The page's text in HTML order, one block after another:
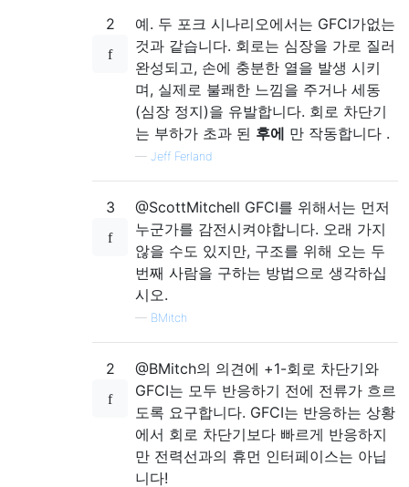
2
예. 두 포크 시나리오에서는 GFCI가없는
것과 같습니다. 회로는 심장을 가로 질러
완성되고, 손에 충분한 열을 발생 시키
며, 실제로 불쾌한 느낌을 주거나 세동
(심장 정지)을 유발합니다. 회로 차단기
는 부하가 초과 된 후에 만 작동합니다 .
— Jeff Ferland
3
@ScottMitchell GFCI를 위해서는 먼저
누군가를 감전시켜야합니다. 오래 가지
않을 수도 있지만, 구조를 위해 오는 두
번째 사람을 구하는 방법으로 생각하십
시오.
— BMitch
2
@BMitch의 의견에 +1-회로 차단기와
GFCI는 모두 반응하기 전에 전류가 흐르
도록 요구합니다. GFCI는 반응하는 상황
에서 회로 차단기보다 빠르게 반응하지
만 전력선과의 휴먼 인터페이스는 아닙
니다!